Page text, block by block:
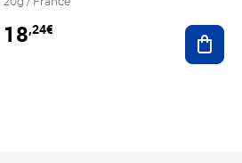
au panier
18,24€